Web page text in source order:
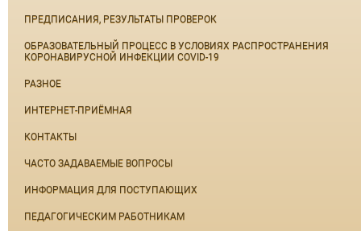
ПРЕДПИСАНИЯ, РЕЗУЛЬТАТЫ ПРОВЕРОК
ОБРАЗОВАТЕЛЬНЫЙ ПРОЦЕСС В УСЛОВИЯХ РАСПРОСТРАНЕНИЯ
КОРОНАВИРУСНОЙ ИНФЕКЦИИ COVID-19
РАЗНОЕ
ИНТЕРНЕТ-ПРИЁМНАЯ
КОНТАКТЫ
ЧАСТО ЗАДАВАЕМЫЕ ВОПРОСЫ
ИНФОРМАЦИЯ ДЛЯ ПОСТУПАЮЩИХ
ПЕДАГОГИЧЕСКИМ РАБОТНИКАМ